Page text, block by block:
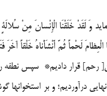
وَ لَقَدْ خَلَقْنَا الْإِنْسانَ مِنْ
رحم‏] قرار داديم* سپس نطفه
درآورديم؛ و بر استخوانها